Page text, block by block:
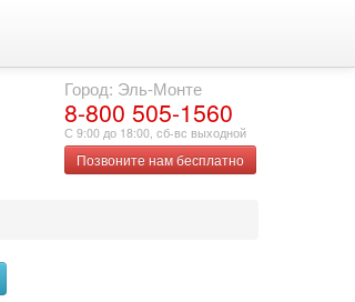
Город: Эль-Монте
8-800 505-1560
С 9:00 до 18:00, сб-вс выходной
Позвоните нам бесплатно